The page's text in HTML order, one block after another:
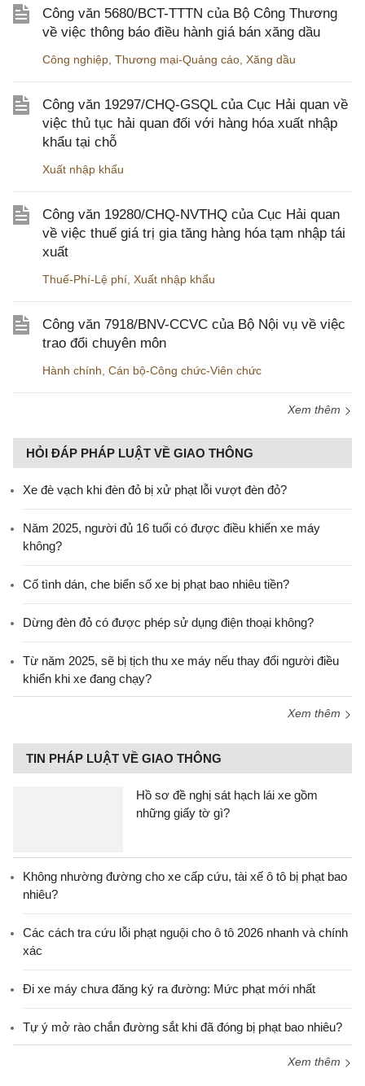
Công văn 5680/BCT-TTTN của Bộ Công Thương
về việc thông báo điều hành giá bán xăng dầu
Công nghiệp, Thương mại-Quảng cáo, Xăng dầu
Công văn 19297/CHQ-GSQL của Cục Hải quan về
việc thủ tục hải quan đối với hàng hóa xuất nhập
khẩu tại chỗ
Xuất nhập khẩu
Công văn 19280/CHQ-NVTHQ của Cục Hải quan
về việc thuế giá trị gia tăng hàng hóa tạm nhập tái
xuất
Thuế-Phí-Lệ phí, Xuất nhập khẩu
Công văn 7918/BNV-CCVC của Bộ Nội vụ về việc
trao đổi chuyên môn
Hành chính, Cán bộ-Công chức-Viên chức
Xem thêm
HỎI ĐÁP PHÁP LUẬT VỀ GIAO THÔNG
Xe đè vạch khi đèn đỏ bị xử phạt lỗi vượt đèn đỏ?
Năm 2025, người đủ 16 tuổi có được điều khiển xe máy
không?
Cố tình dán, che biển số xe bị phạt bao nhiêu tiền?
Dừng đèn đỏ có được phép sử dụng điện thoại không?
Từ năm 2025, sẽ bị tịch thu xe máy nếu thay đổi người điều
khiển khi xe đang chạy?
Xem thêm
TIN PHÁP LUẬT VỀ GIAO THÔNG
Hồ sơ đề nghị sát hạch lái xe gồm
những giấy tờ gì?
Không nhường đường cho xe cấp cứu, tài xế ô tô bị phạt bao
nhiêu?
Các cách tra cứu lỗi phạt nguội cho ô tô 2026 nhanh và chính
xác
Đi xe máy chưa đăng ký ra đường: Mức phạt mới nhất
Tự ý mở rào chắn đường sắt khi đã đóng bị phạt bao nhiêu?
Xem thêm